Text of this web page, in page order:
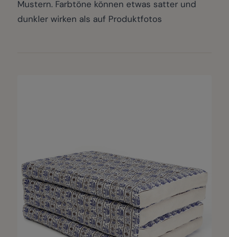
Mustern. Farbtöne können etwas satter und
dunkler wirken als auf Produktfotos